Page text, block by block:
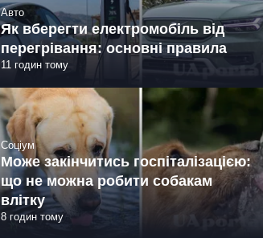
Авто
Як вберегти електромобіль від
перегрівання: основні правила
11 годин тому
Соціум
Може закінчитись госпіталізацією:
що не можна робити собакам
влітку
8 годин тому